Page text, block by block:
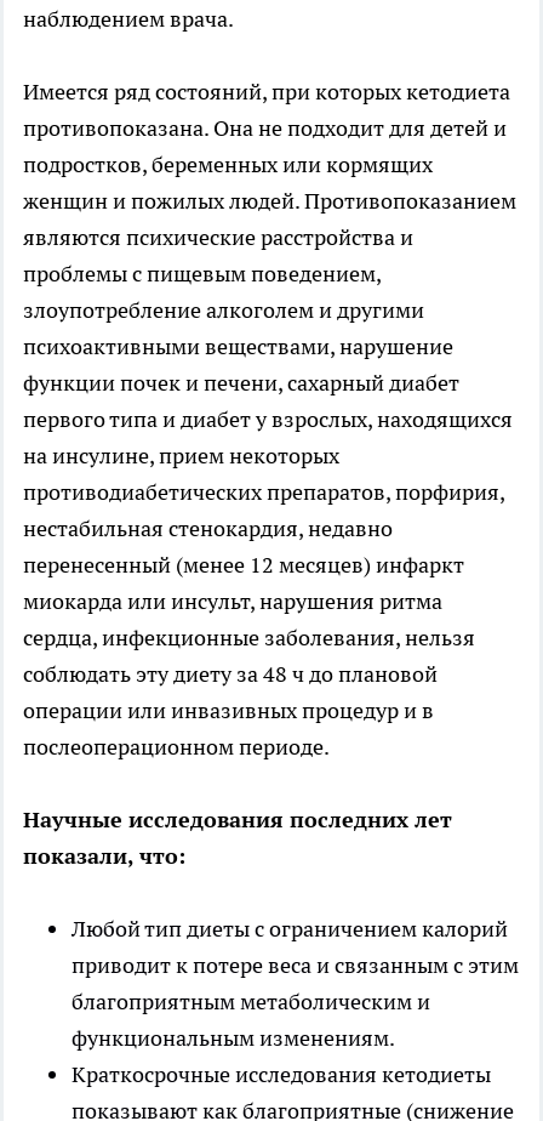
наблюдением врача.
Имеется ряд состояний, при которых кетодиета
противопоказана. Она не подходит для детей и
подростков, беременных или кормящих
женщин и пожилых людей. Противопоказанием
являются психические расстройства и
проблемы с пищевым поведением,
злоупотребление алкоголем и другими
психоактивными веществами, нарушение
функции почек и печени, сахарный диабет
первого типа и диабет у взрослых, находящихся
на инсулине, прием некоторых
противодиабетических препаратов, порфирия,
нестабильная стенокардия, недавно
перенесенный (менее 12 месяцев) инфаркт
миокарда или инсульт, нарушения ритма
сердца, инфекционные заболевания, нельзя
соблюдать эту диету за 48 ч до плановой
операции или инвазивных процедур и в
послеоперационном периоде.
Научные исследования последних лет
показали, что:
Любой тип диеты с ограничением калорий
приводит к потере веса и связанным с этим
благоприятным метаболическим и
функциональным изменениям.
Краткосрочные исследования кетодиеты
показывают как благоприятные (снижение